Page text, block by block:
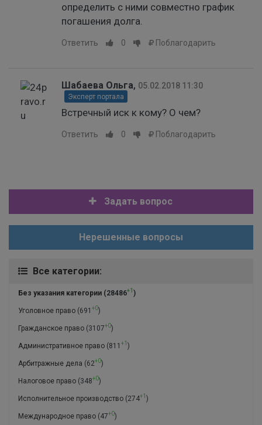
определить с ними совместно график
погашения долга.
Ответить 0 Поблагодарить
Шабаева Ольга, 05.02.2018 11:30
Эксперт портала
Встречный иск к кому? О чем?
Ответить 0 Поблагодарить
Задать вопрос
Нерешенные вопросы
Все категории:
Без указания категории (28486+1 )
Уголовное право (691 +0)
Гражданское право (3107+0)
Административное право (811 +1 )
Арбитражные дела (62+0)
Налоговое право (348+0)
Исполнительное производство (274+1 )
Международное право (47+0)